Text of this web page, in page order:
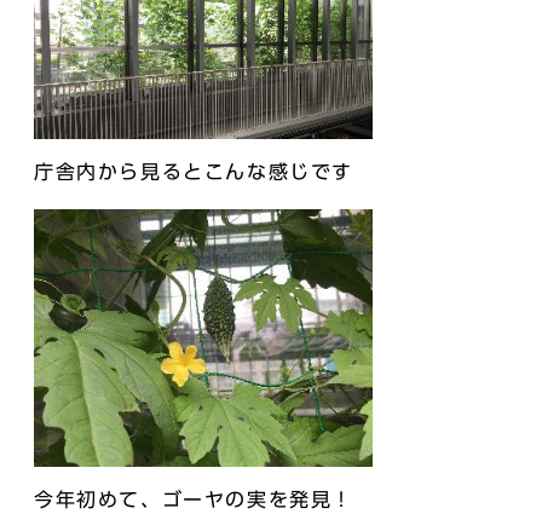
庁舎内から見るとこんな感じです
今年初めて、ゴーヤの実を発見！